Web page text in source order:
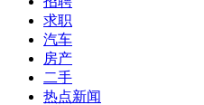
求职
汽车
房产
二手
热点新闻